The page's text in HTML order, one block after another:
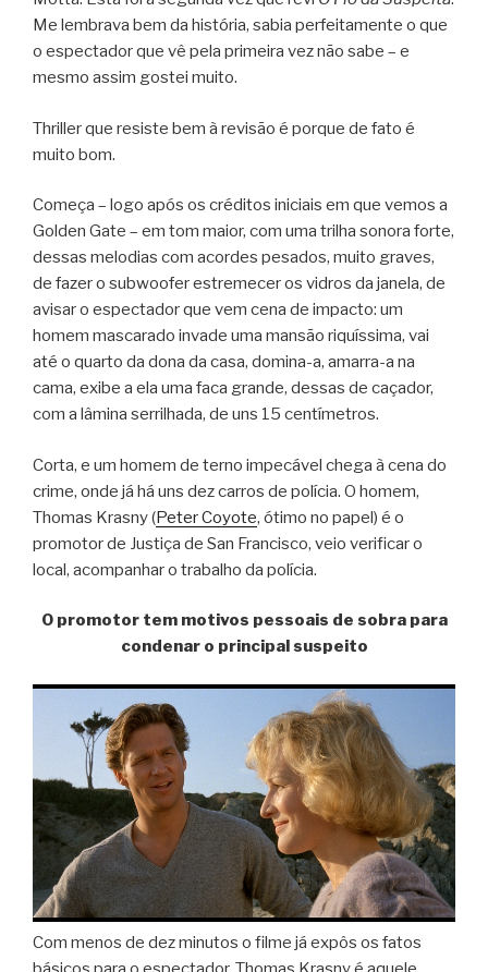
Me lembrava bem da história, sabia perfeitamente o que
o espectador que vê pela primeira vez não sabe – e
mesmo assim gostei muito.
Thriller que resiste bem à revisão é porque de fato é
muito bom.
Começa – logo após os créditos iniciais em que vemos a
Golden Gate – em tom maior, com uma trilha sonora forte,
dessas melodias com acordes pesados, muito graves,
de fazer o subwoofer estremecer os vidros da janela, de
avisar o espectador que vem cena de impacto: um
homem mascarado invade uma mansão riquíssima, vai
até o quarto da dona da casa, domina-a, amarra-a na
cama, exibe a ela uma faca grande, dessas de caçador,
com a lâmina serrilhada, de uns 15 centímetros.
Corta, e um homem de terno impecável chega à cena do
crime, onde já há uns dez carros de polícia. O homem,
Thomas Krasny (Peter Coyote, ótimo no papel) é o
promotor de Justiça de San Francisco, veio verificar o
local, acompanhar o trabalho da polícia.
O promotor tem motivos pessoais de sobra para
condenar o principal suspeito
Com menos de dez minutos o filme já expôs os fatos